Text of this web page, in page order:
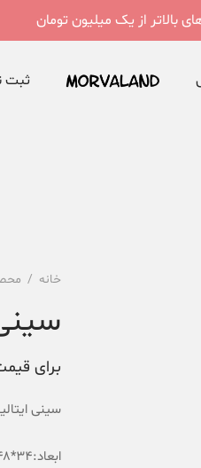
بالاتر از یک میلیون تومان
ثبت
خانه /
برای
سینی
ابعاد:۳۴*۴۸